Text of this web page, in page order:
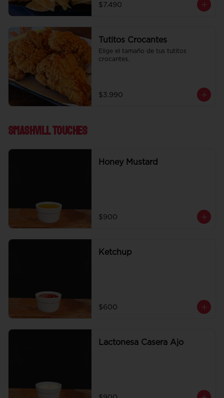
$7.490
Tutitos Crocantes
Elige el tamaño de tus tutitos
crocantes.
$3.990
Smashvill Touches
Honey Mustard
$900
Ketchup
$600
Lactonesa Casera Ajo